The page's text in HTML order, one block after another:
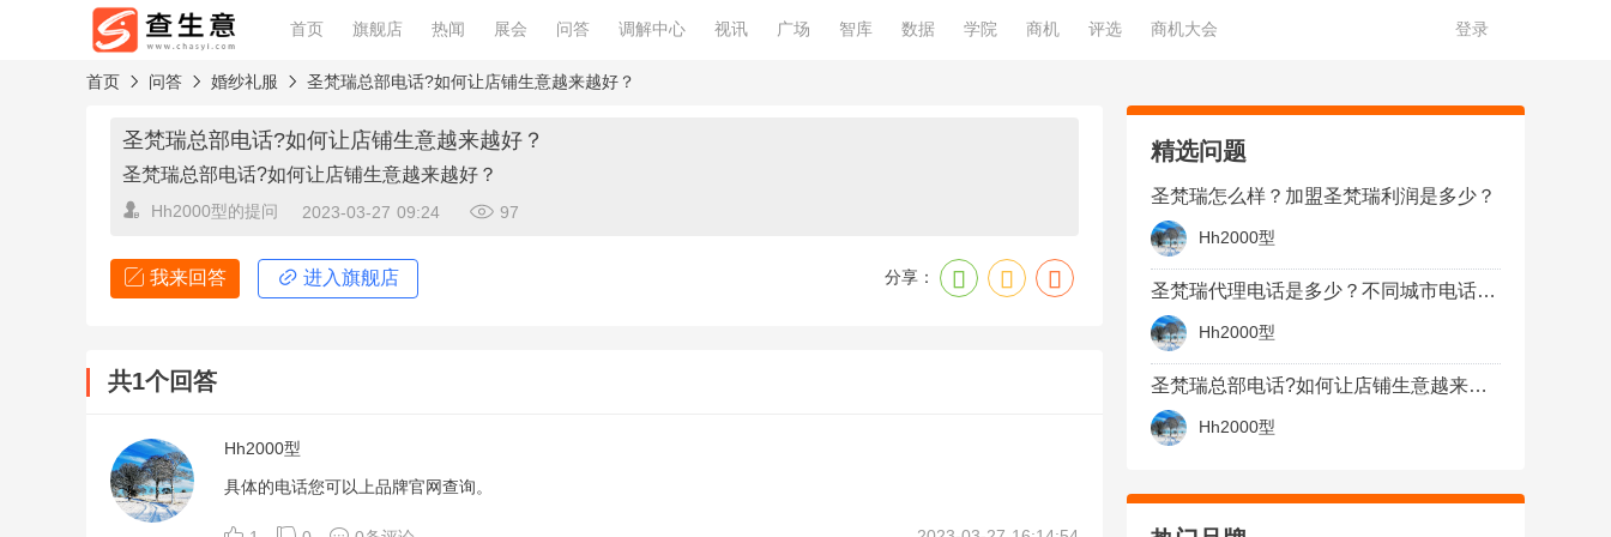
首页 旗舰店 热闻 展会 问答 调解中心 视讯 广场 智库 数据 学院 商机 评选 商机大会 登录
首页 问答 婚纱礼服 圣梵瑞总部电话?如何让店铺生意越来越好？
圣梵瑞总部电话?如何让店铺生意越来越好？
圣梵瑞总部电话?如何让店铺生意越来越好？
Hh2000型的提问 2023-03-27 09:24 97
我来回答 进入旗舰店 分享：
共1个回答
Hh2000型
具体的电话您可以上品牌官网查询。
精选问题
圣梵瑞怎么样？加盟圣梵瑞利润是多少？
Hh2000型
圣梵瑞代理电话是多少？不同城市电话不同在官网可查询
Hh2000型
圣梵瑞总部电话?如何让店铺生意越来越好？
Hh2000型